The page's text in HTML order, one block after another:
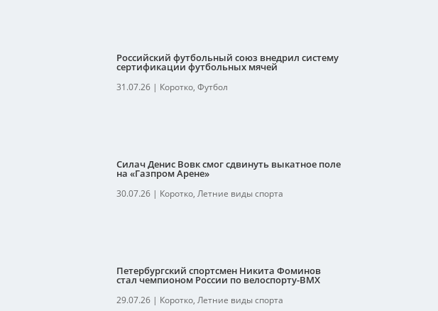
Российский футбольный союз внедрил систему
сертификации футбольных мячей
31.07.26| Коротко, Футбол
Силач Денис Вовк смог сдвинуть выкатное поле
на «Газпром Арене»
30.07.26| Коротко, Летние виды спорта
Петербургский спортсмен Никита Фоминов
стал чемпионом России по велоспорту-ВМХ
29.07.26| Коротко, Летние виды спорта